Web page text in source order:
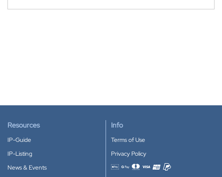
Resources
IP-Guide
IP-Listing
News & Events
Info
Terms of Use
Privacy Policy
Accepted payment methods